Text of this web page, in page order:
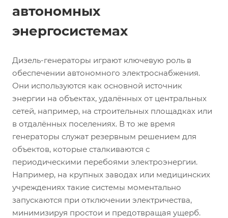
автономных
энергосистемах
Дизель-генераторы играют ключевую роль в
обеспечении автономного электроснабжения.
Они используются как основной источник
энергии на объектах, удалённых от центральных
сетей, например, на строительных площадках или
в отдалённых поселениях. В то же время
генераторы служат резервным решением для
объектов, которые сталкиваются с
периодическими перебоями электроэнергии.
Например, на крупных заводах или медицинских
учреждениях такие системы моментально
запускаются при отключении электричества,
минимизируя простои и предотвращая ущерб.